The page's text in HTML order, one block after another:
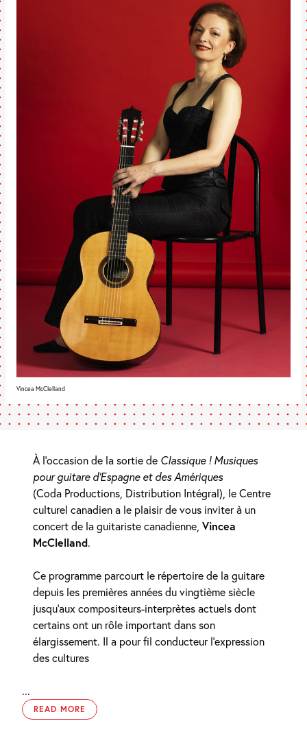
Vincea McClelland
À l’occasion de la sortie de Classique ! Musiques
pour guitare d’Espagne et des Amériques
(Coda Productions, Distribution Intégral), le Centre
culturel canadien a le plaisir de vous inviter à un
concert de la guitariste canadienne, Vincea
McClelland.
Ce programme parcourt le répertoire de la guitare
depuis les premières années du vingtième siècle
jusqu’aux compositeurs-interprètes actuels dont
certains ont un rôle important dans son
élargissement. Il a pour fil conducteur l’expression
des cultures
...
READ MORE